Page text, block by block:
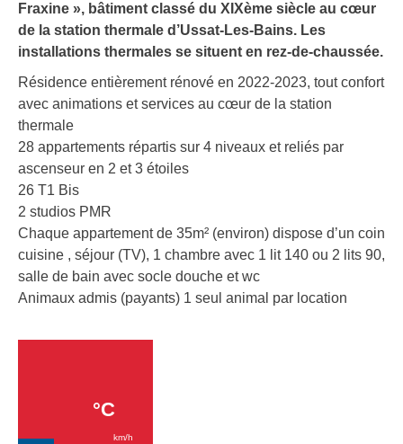
Fraxine », bâtiment classé du XIXème siècle au cœur
de la station thermale d’Ussat-Les-Bains. Les
installations thermales se situent en rez-de-chaussée.
Résidence entièrement rénové en 2022-2023, tout confort
avec animations et services au cœur de la station
thermale
28 appartements répartis sur 4 niveaux et reliés par
ascenseur en 2 et 3 étoiles
26 T1 Bis
2 studios PMR
Chaque appartement de 35m² (environ) dispose d’un coin
cuisine , séjour (TV), 1 chambre avec 1 lit 140 ou 2 lits 90,
salle de bain avec socle douche et wc
Animaux admis (payants) 1 seul animal par location